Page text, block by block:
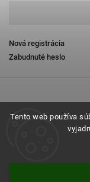
Tento web používa
Nová registrácia
Zabudnuté heslo